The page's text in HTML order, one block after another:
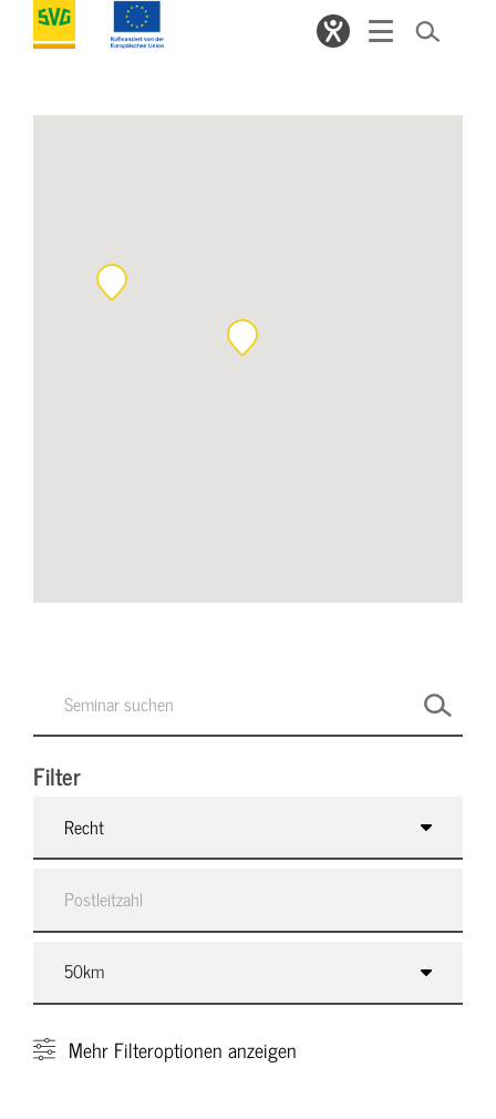
Filter
Recht
Mehr Filteroptionen anzeigen